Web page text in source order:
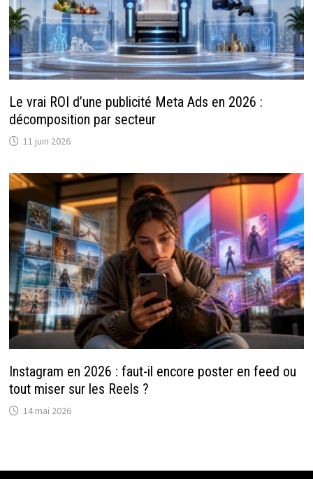
Le vrai ROI d’une publicité Meta Ads en 2026 :
décomposition par secteur
11 juin 2026
Instagram en 2026 : faut-il encore poster en feed ou
tout miser sur les Reels ?
14 mai 2026